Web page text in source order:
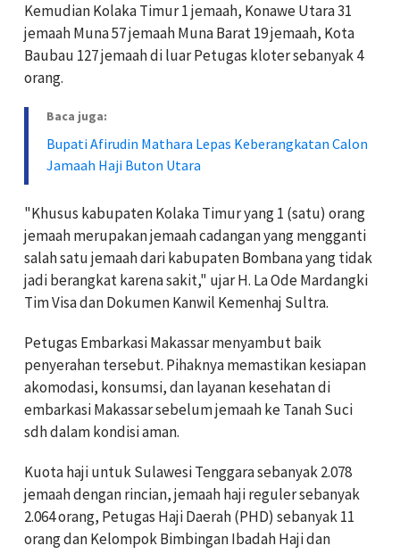
Kemudian Kolaka Timur 1 jemaah, Konawe Utara 31
jemaah Muna 57 jemaah Muna Barat 19 jemaah, Kota
Baubau 127 jemaah di luar Petugas kloter sebanyak 4
orang.
Baca juga:
Bupati Afirudin Mathara Lepas Keberangkatan Calon
Jamaah Haji Buton Utara
"Khusus kabupaten Kolaka Timur yang 1 (satu) orang
jemaah merupakan jemaah cadangan yang mengganti
salah satu jemaah dari kabupaten Bombana yang tidak
jadi berangkat karena sakit," ujar H. La Ode Mardangki
Tim Visa dan Dokumen Kanwil Kemenhaj Sultra.
Petugas Embarkasi Makassar menyambut baik
penyerahan tersebut. Pihaknya memastikan kesiapan
akomodasi, konsumsi, dan layanan kesehatan di
embarkasi Makassar sebelum jemaah ke Tanah Suci
sdh dalam kondisi aman.
Kuota haji untuk Sulawesi Tenggara sebanyak 2.078
jemaah dengan rincian, jemaah haji reguler sebanyak
2.064 orang, Petugas Haji Daerah (PHD) sebanyak 11
orang dan Kelompok Bimbingan Ibadah Haji dan